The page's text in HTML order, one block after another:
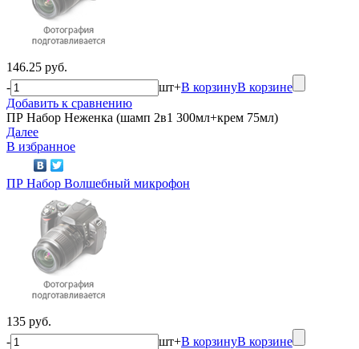
146.25 руб.
-
шт+В корзинуВ корзине
Добавить к сравнению
ПР Набор Неженка (шамп 2в1 300мл+крем 75мл)
Далее
В избранное
ПР Набор Волшебный микрофон
135 руб.
-
шт+В корзинуВ корзине